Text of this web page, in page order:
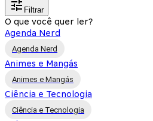
Filtrar
O que você quer ler?
Agenda Nerd
Agenda Nerd
Animes e Mangás
Animes e Mangás
Ciência e Tecnologia
Ciência e Tecnologia